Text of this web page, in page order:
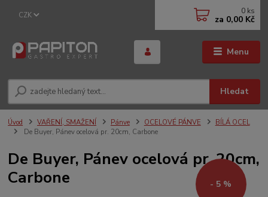
Menu
CZK
Hledat
0 ks
za 0,00 Kč
Úvod VAŘENÍ, SMAŽENÍ Pánve OCELOVÉ PÁNVE
BÍLÁ OCEL
De Buyer, Pánev ocelová pr. 20cm, Carbone
De Buyer, Pánev ocelová pr. 20cm,
Carbone
- 5 %